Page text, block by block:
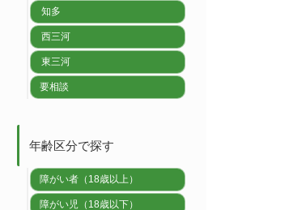
知多
西三河
東三河
要相談
年齢区分で探す
障がい者（18歳以上）
障がい児（18歳以下）